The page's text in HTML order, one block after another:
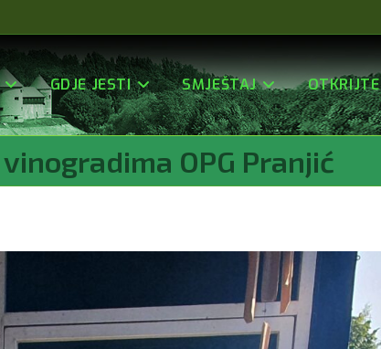
GDJE JESTI SMJEŠTAJ OTKRIJTE
OPG Pranjić